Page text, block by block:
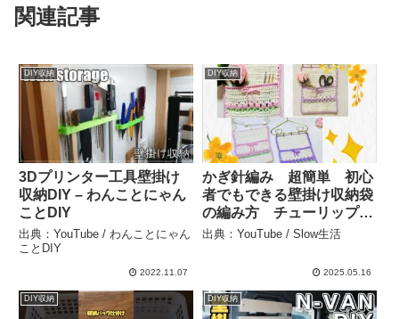
関連記事
DIY収納
3Dプリンター工具壁掛け
収納DIY – わんことにゃん
ことDIY
出典：YouTube / わんことにゃん
ことDIY
2022.11.07
DIY収納
かぎ針編み 超簡単 初心
者でもできる壁掛け収納袋
の編み方 チューリップ🌷
模様編み – Slow生活
出典：YouTube / Slow生活
2025.05.16
DIY収納 DIY収納